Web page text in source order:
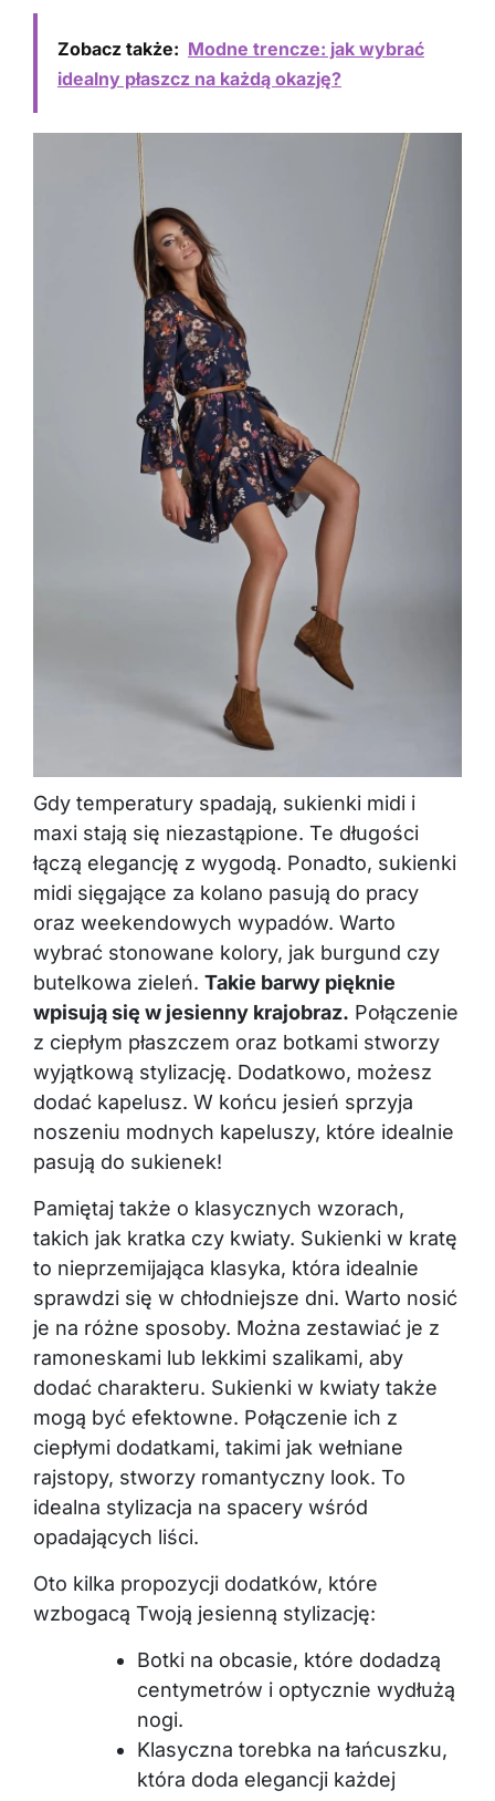
Zobacz także: Modne trencze: jak wybrać
idealny płaszcz na każdą okazję?
Gdy temperatury spadają, sukienki midi i
maxi stają się niezastąpione. Te długości
łączą elegancję z wygodą. Ponadto, sukienki
midi sięgające za kolano pasują do pracy
oraz weekendowych wypadów. Warto
wybrać stonowane kolory, jak burgund czy
butelkowa zieleń. Takie barwy pięknie
wpisują się w jesienny krajobraz. Połączenie
z ciepłym płaszczem oraz botkami stworzy
wyjątkową stylizację. Dodatkowo, możesz
dodać kapelusz. W końcu jesień sprzyja
noszeniu modnych kapeluszy, które idealnie
pasują do sukienek!
Pamiętaj także o klasycznych wzorach,
takich jak kratka czy kwiaty. Sukienki w kratę
to nieprzemijająca klasyka, która idealnie
sprawdzi się w chłodniejsze dni. Warto nosić
je na różne sposoby. Można zestawiać je z
ramoneskami lub lekkimi szalikami, aby
dodać charakteru. Sukienki w kwiaty także
mogą być efektowne. Połączenie ich z
ciepłymi dodatkami, takimi jak wełniane
rajstopy, stworzy romantyczny look. To
idealna stylizacja na spacery wśród
opadających liści.
Oto kilka propozycji dodatków, które
wzbogacą Twoją jesienną stylizację:
Botki na obcasie, które dodadzą
centymetrów i optycznie wydłużą
nogi.
Klasyczna torebka na łańcuszku,
która doda elegancji każdej